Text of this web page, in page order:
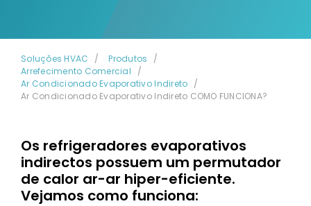
Soluções HVAC
Produtos
Arrefecimento Comercial
Ar Condicionado Evaporativo Indireto
Ar Condicionado Evaporativo Indireto COMO FUNCIONA?
Os refrigeradores evaporativos
indirectos possuem um permutador
de calor ar-ar hiper-eficiente.
Vejamos como funciona: